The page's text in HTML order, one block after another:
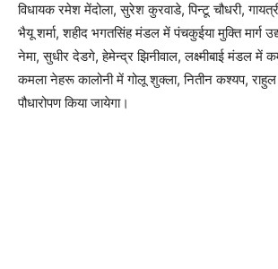
विधायक रमेश मेंदोला, सुरेश कुरवाडे, पिन्टू चौधरी,
भैयू शर्मा, शहीद भगतसिंह मंडल में पंचकुईया मुक्ति मार्ग
नेमा, सुधीर देडगे, हेमेन्द्र झिनीवाल, लक्ष्मीबाई मंडल में
कमला नेहरू कालोनी में गोलू शुक्ला, नितीन कश्यप, राहुल
पौधारोपण किया जायेगा।